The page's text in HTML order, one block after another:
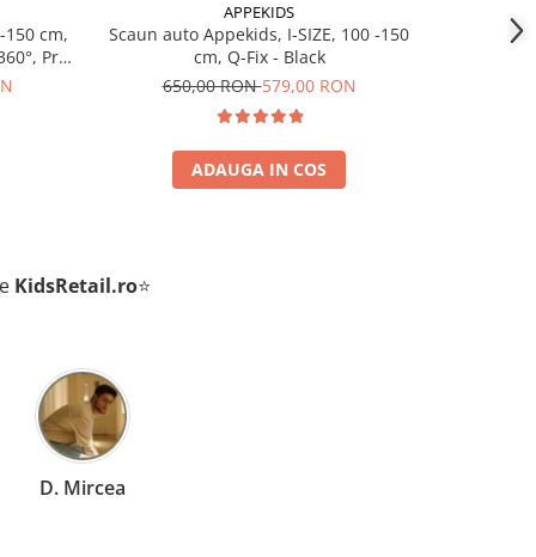
150 cm,
Pro
APPEKIDS
Scaun auto Appekids, I-SIZE, 100 -150
cm, Q-Fix - Black
650,00 RON579,00 RON
ADAUGA IN COS
Scaun
KidsRetail.ro⭐
D. Mircea